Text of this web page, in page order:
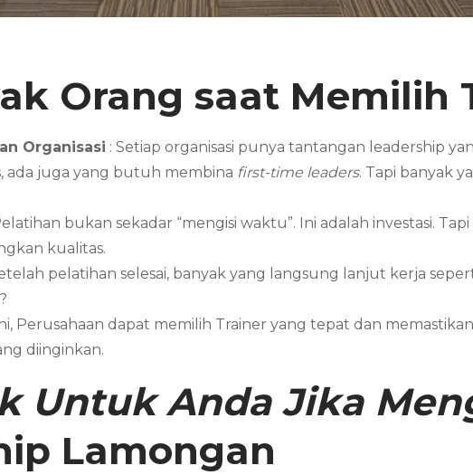
Orang saat Memilih
Organisasi : Setiap organisasi punya tantangan leadership
juga yang butuh membina first-time leaders. Tapi banyak
bukan sekadar “mengisi waktu”. Ini adalah investasi.
kualitas.
pelatihan selesai, banyak yang langsung lanjut kerja
Perusahaan dapat memilih Trainer yang tepat dan
diinginkan.
Untuk Anda Jika
Lamongan